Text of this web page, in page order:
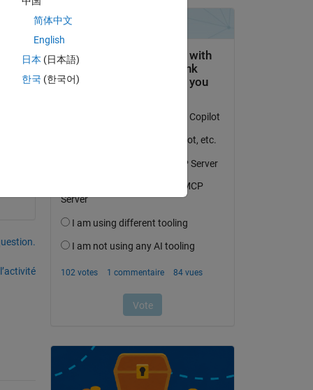
简体中文
English
日本 (日本語)
한국 (한국어)